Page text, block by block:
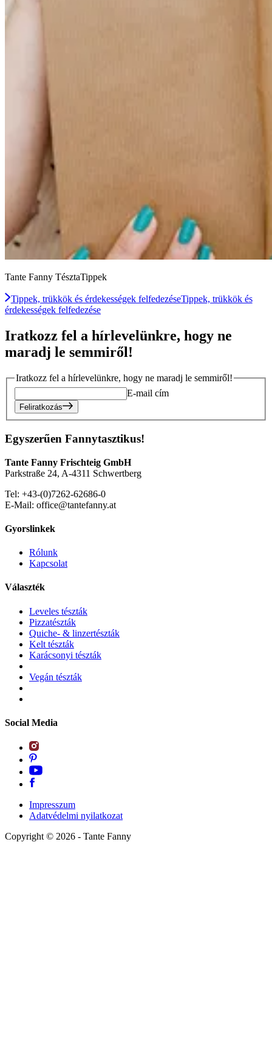
Tante Fanny TésztaTippek
Tippek, trükkök és érdekességek felfedezéseTippek, trükkök és
érdekességek felfedezése
Iratkozz fel a hírlevelünkre, hogy ne
maradj le semmiről!
Iratkozz fel a hírlevelünkre, hogy ne maradj le semmiről!
E-mail cím
Feliratkozás
Egyszerűen Fannytasztikus!
Tante Fanny Frischteig GmbH
Parkstraße 24, A-4311 Schwertberg
Tel: +43-(0)7262-62686-0
E-Mail: office@tantefanny.at
Gyorslinkek
Rólunk
Kapcsolat
Választék
Leveles tészták
Pizzatészták
Quiche- & linzertészták
Kelt tészták
Karácsonyi tészták
Vegán tészták
Social Media
Impresszum
Adatvédelmi nyilatkozat
Copyright © 2026 - Tante Fanny